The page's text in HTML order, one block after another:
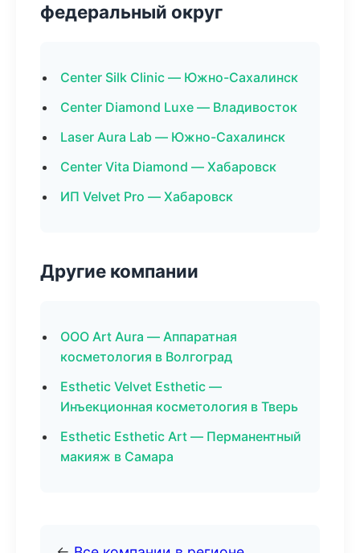
федеральный округ
Center Silk Clinic — Южно-Сахалинск
Center Diamond Luxe — Владивосток
Laser Aura Lab — Южно-Сахалинск
Center Vita Diamond — Хабаровск
ИП Velvet Pro — Хабаровск
Другие компании
ООО Art Aura — Аппаратная
косметология в Волгоград
Esthetic Velvet Esthetic —
Инъекционная косметология в Тверь
Esthetic Esthetic Art — Перманентный
макияж в Самара